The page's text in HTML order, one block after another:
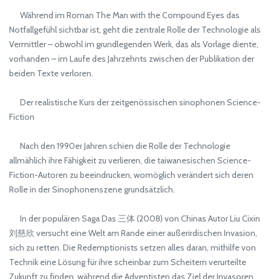
Während im Roman The Man with the Compound Eyes das
Notfallgefühl sichtbar ist, geht die zentrale Rolle der Technologie als
Vermittler – obwohl im grundlegenden Werk, das als Vorlage diente,
vorhanden – im Laufe des Jahrzehnts zwischen der Publikation der
beiden Texte verloren.
Der realistische Kurs der zeitgenössischen sinophonen Science-
Fiction
Nach den 1990er Jahren schien die Rolle der Technologie
allmählich ihre Fähigkeit zu verlieren, die taiwanesischen Science-
Fiction-Autoren zu beeindrucken, womöglich verändert sich deren
Rolle in der Sinophonenszene grundsätzlich.
In der populären Saga Das 三体 (2008) von Chinas Autor Liu Cixin
刘慈欣 versucht eine Welt am Rande einer außerirdischen Invasion,
sich zu retten. Die Redemptionists setzen alles daran, mithilfe von
Technik eine Lösung für ihre scheinbar zum Scheitern verurteilte
Zukunft zu finden, während die Adventisten das Ziel der Invasoren,